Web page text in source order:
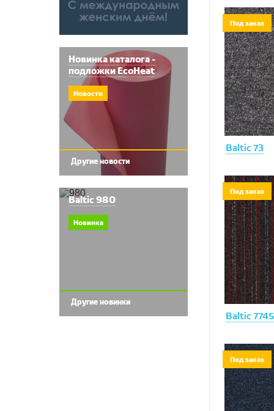
Новинка каталога -
подложки EcoHeat
Новости
Другие новости
Baltic 980
Новинка
Другие новинки
Baltic 73
Под заказ
Baltic 7745
Под заказ
Под заказ